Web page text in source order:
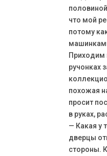
что мой
потому
Приходим
ручонках
похожая
просит
в руках,
— Какая у
дверцы
стороны.